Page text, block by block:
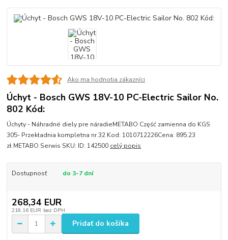
Ako ma hodnotia zákazníci
Úchyt - Bosch GWS 18V-10 PC-Electric Sailor No.
802 Kód:
Úchyty - Náhradné diely pre náradieMETABO Część zamienna do KGS
305- Przekładnia kompletna nr.32 Kod: 1010712226Cena: 895.23
zł METABO Serwis SKU: ID: 142500 celý popis
Dostupnosť do 3-7 dní
268,34 EUR
218,16 EUR bez DPH
Pridať do košíka